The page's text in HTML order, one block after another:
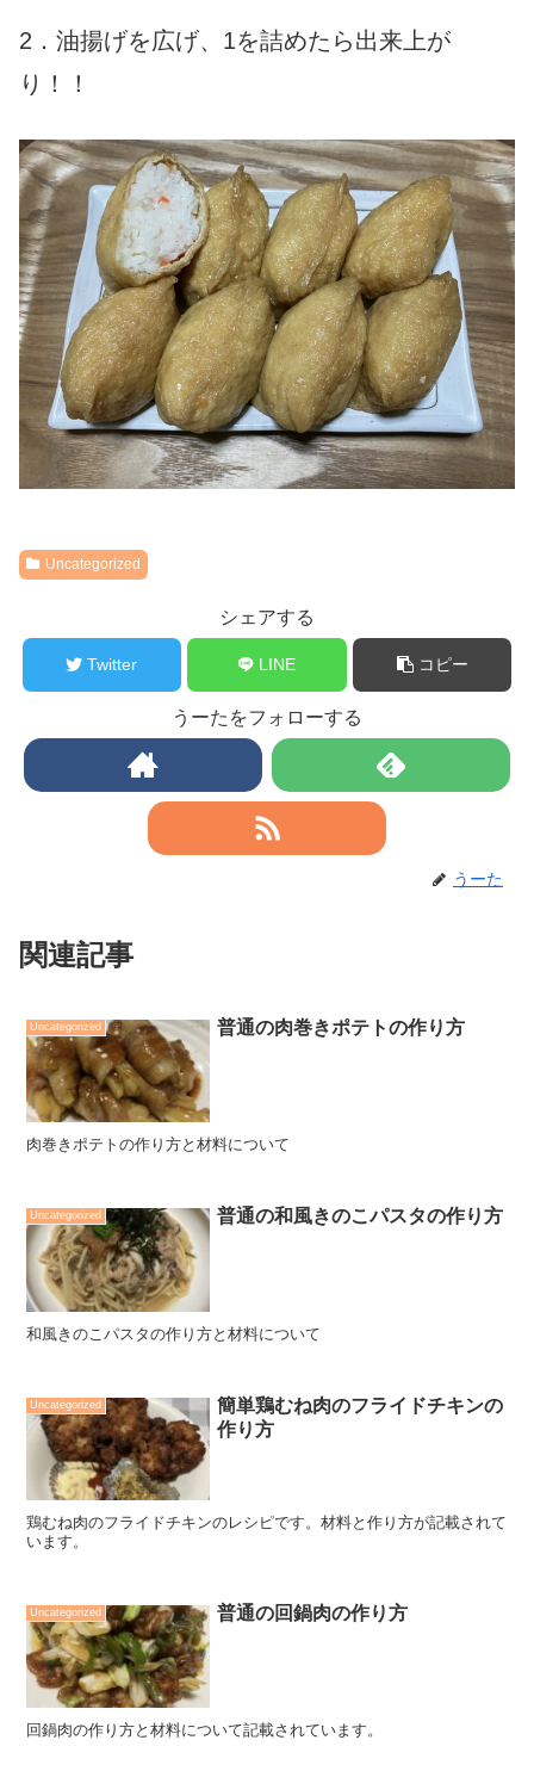
2．油揚げを広げ、1を詰めたら出来上が
り！！
Uncategorized
シェアする
Twitter LINE コピー
うーたをフォローする
うーた
関連記事
Uncategorized 普通の肉巻きポテトの作り方
肉巻きポテトの作り方と材料について
Uncategorized 普通の和風きのこパスタの作り方
和風きのこパスタの作り方と材料について
Uncategorized
簡単鶏むね肉のフライドチキンの
作り方
鶏むね肉のフライドチキンのレシピです。材料と作り方が記載されて
います。
Uncategorized 普通の回鍋肉の作り方
回鍋肉の作り方と材料について記載されています。